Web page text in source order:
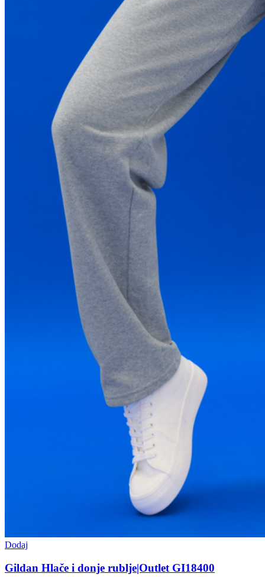
Dodaj
Gildan Hlače i donje rublje|Outlet GI18400